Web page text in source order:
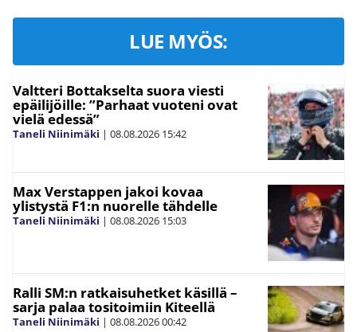
LUE MYÖS:
Valtteri Bottakselta suora viesti
epäilijöille: ”Parhaat vuoteni ovat
vielä edessä”
Taneli Niinimäki | 08.08.2026 15:42
Max Verstappen jakoi kovaa
ylistystä F1:n nuorelle tähdelle
Taneli Niinimäki | 08.08.2026 15:03
Ralli SM:n ratkaisuhetket käsillä –
sarja palaa tositoimiin Kiteellä
Taneli Niinimäki | 08.08.202600:42